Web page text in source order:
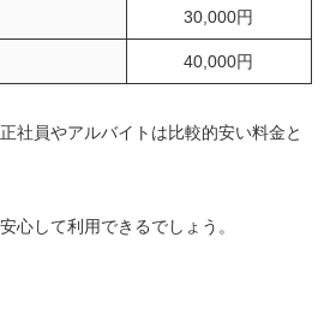
30,000円
40,000円
社員やアルバイトは比較的安い料金と
心して利用できるでしょう。